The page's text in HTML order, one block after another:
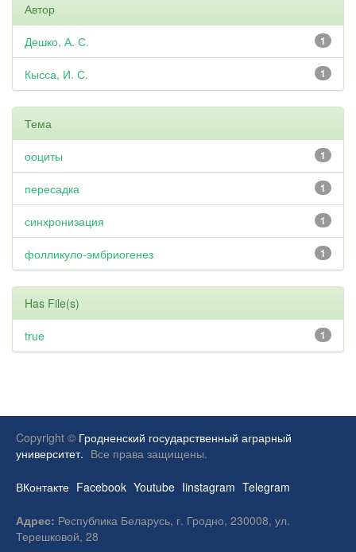
Автор
1
Дешко, А. С.
1
Кысса, И. С.
Тема
1
ооциты
1
пересадка
1
синхронизация
1
фолликуло-эмбриогенез
Has File(s)
1
true
Copyright © Гродненский государственный аграрный
университет. Все права защищены.
ВКонтакте Facebook Youtube Iinstagram Telegram
Адрес: Республика Беларусь, г. Гродно, 230008, ул.
Терешковой, 28